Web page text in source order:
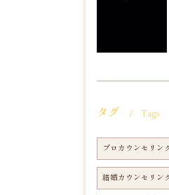
タグ Tags
プロカウンセリン
結婚カウンセリン